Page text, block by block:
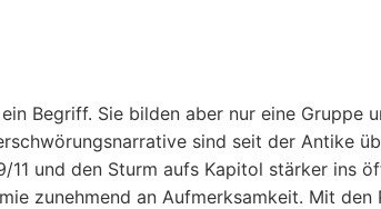
Begriff. Sie bilden aber nur eine
sind seit der Antike
11 und den Sturm aufs Kapitol stärker ins
zunehmend an Aufmerksamkeit. Mit